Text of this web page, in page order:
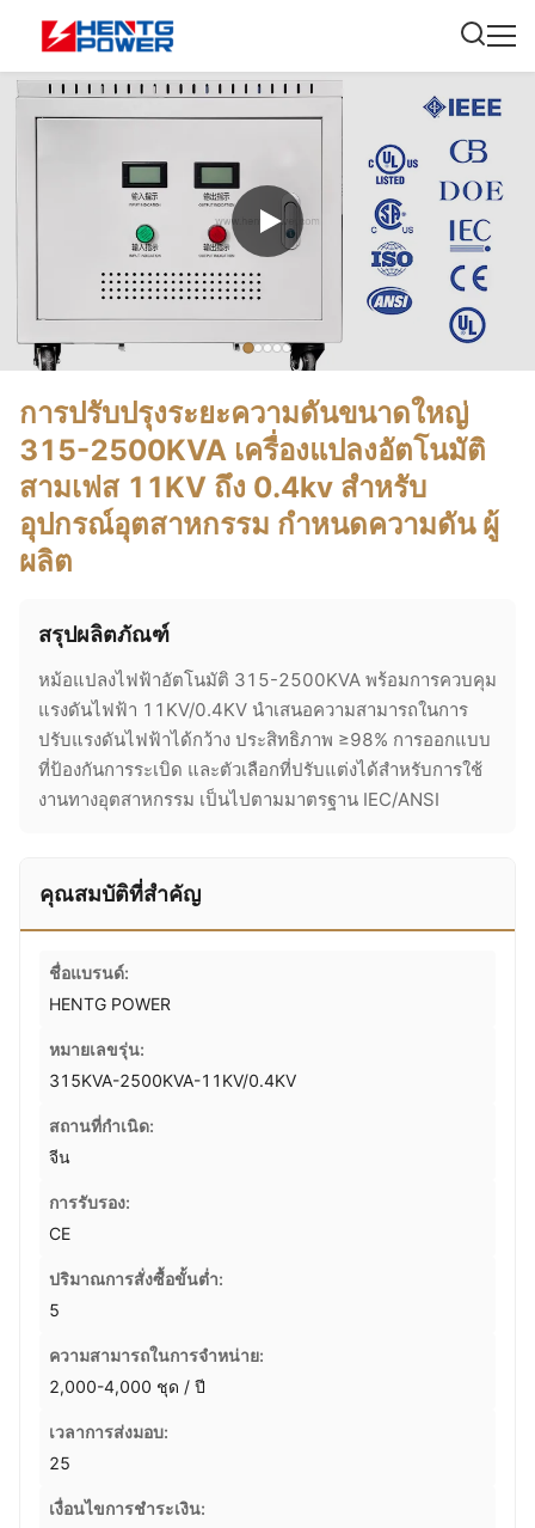
การปรับปรุงระยะความดันขนาดใหญ่
315-2500KVA เครื่องแปลงอัตโนมัติ
สามเฟส 11KV ถึง 0.4kv สําหรับ
อุปกรณ์อุตสาหกรรม กําหนดความดัน ผู้
ผลิต
สรุปผลิตภัณฑ์
หม้อแปลงไฟฟ้าอัตโนมัติ 315-2500KVA พร้อมการควบคุม
แรงดันไฟฟ้า 11KV/0.4KV นำเสนอความสามารถในการ
ปรับแรงดันไฟฟ้าได้กว้าง ประสิทธิภาพ ≥98% การออกแบบ
ที่ป้องกันการระเบิด และตัวเลือกที่ปรับแต่งได้สำหรับการใช้
งานทางอุตสาหกรรม เป็นไปตามมาตรฐาน IEC/ANSI
คุณสมบัติที่สำคัญ
ชื่อแบรนด์:
HENTG POWER
หมายเลขรุ่น:
315KVA-2500KVA-11KV/0.4KV
สถานที่กำเนิด:
จีน
การรับรอง:
CE
ปริมาณการสั่งซื้อขั้นต่ำ:
5
ความสามารถในการจําหน่าย:
2,000-4,000 ชุด / ปี
เวลาการส่งมอบ:
25
เงื่อนไขการชำระเงิน: